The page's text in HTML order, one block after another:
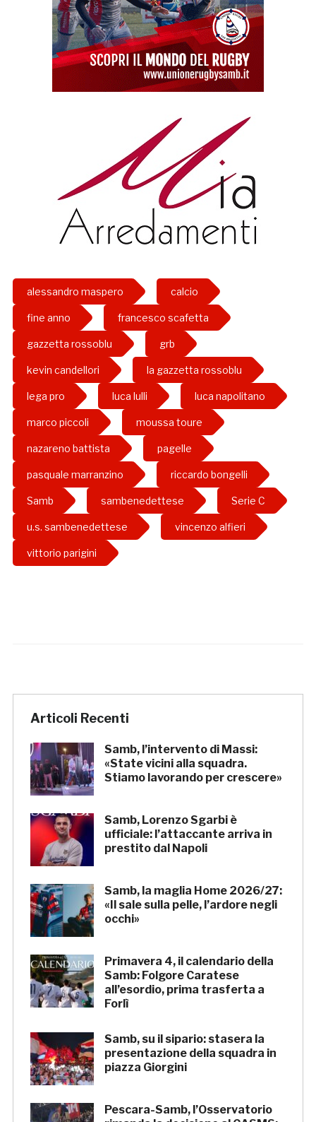
alessandro maspero calcio
fine anno francesco scafetta
gazzetta rossoblu grb
kevin candellori la gazzetta rossoblu
lega pro luca lulli luca napolitano
marco piccoli moussa toure
nazareno battista pagelle
pasquale marranzino riccardo bongelli
Samb sambenedettese Serie C
u.s. sambenedettese vincenzo alfieri
vittorio parigini
Articoli Recenti
Samb, l’intervento di Massi:
«State vicini alla squadra.
Stiamo lavorando per crescere»
Samb, Lorenzo Sgarbi è
ufficiale: l’attaccante arriva in
prestito dal Napoli
Samb, la maglia Home 2026/27:
«Il sale sulla pelle, l’ardore negli
occhi»
Primavera 4, il calendario della
Samb: Folgore Caratese
all’esordio, prima trasferta a
Forlì
Samb, su il sipario: stasera la
presentazione della squadra in
piazza Giorgini
Pescara-Samb, l’Osservatorio